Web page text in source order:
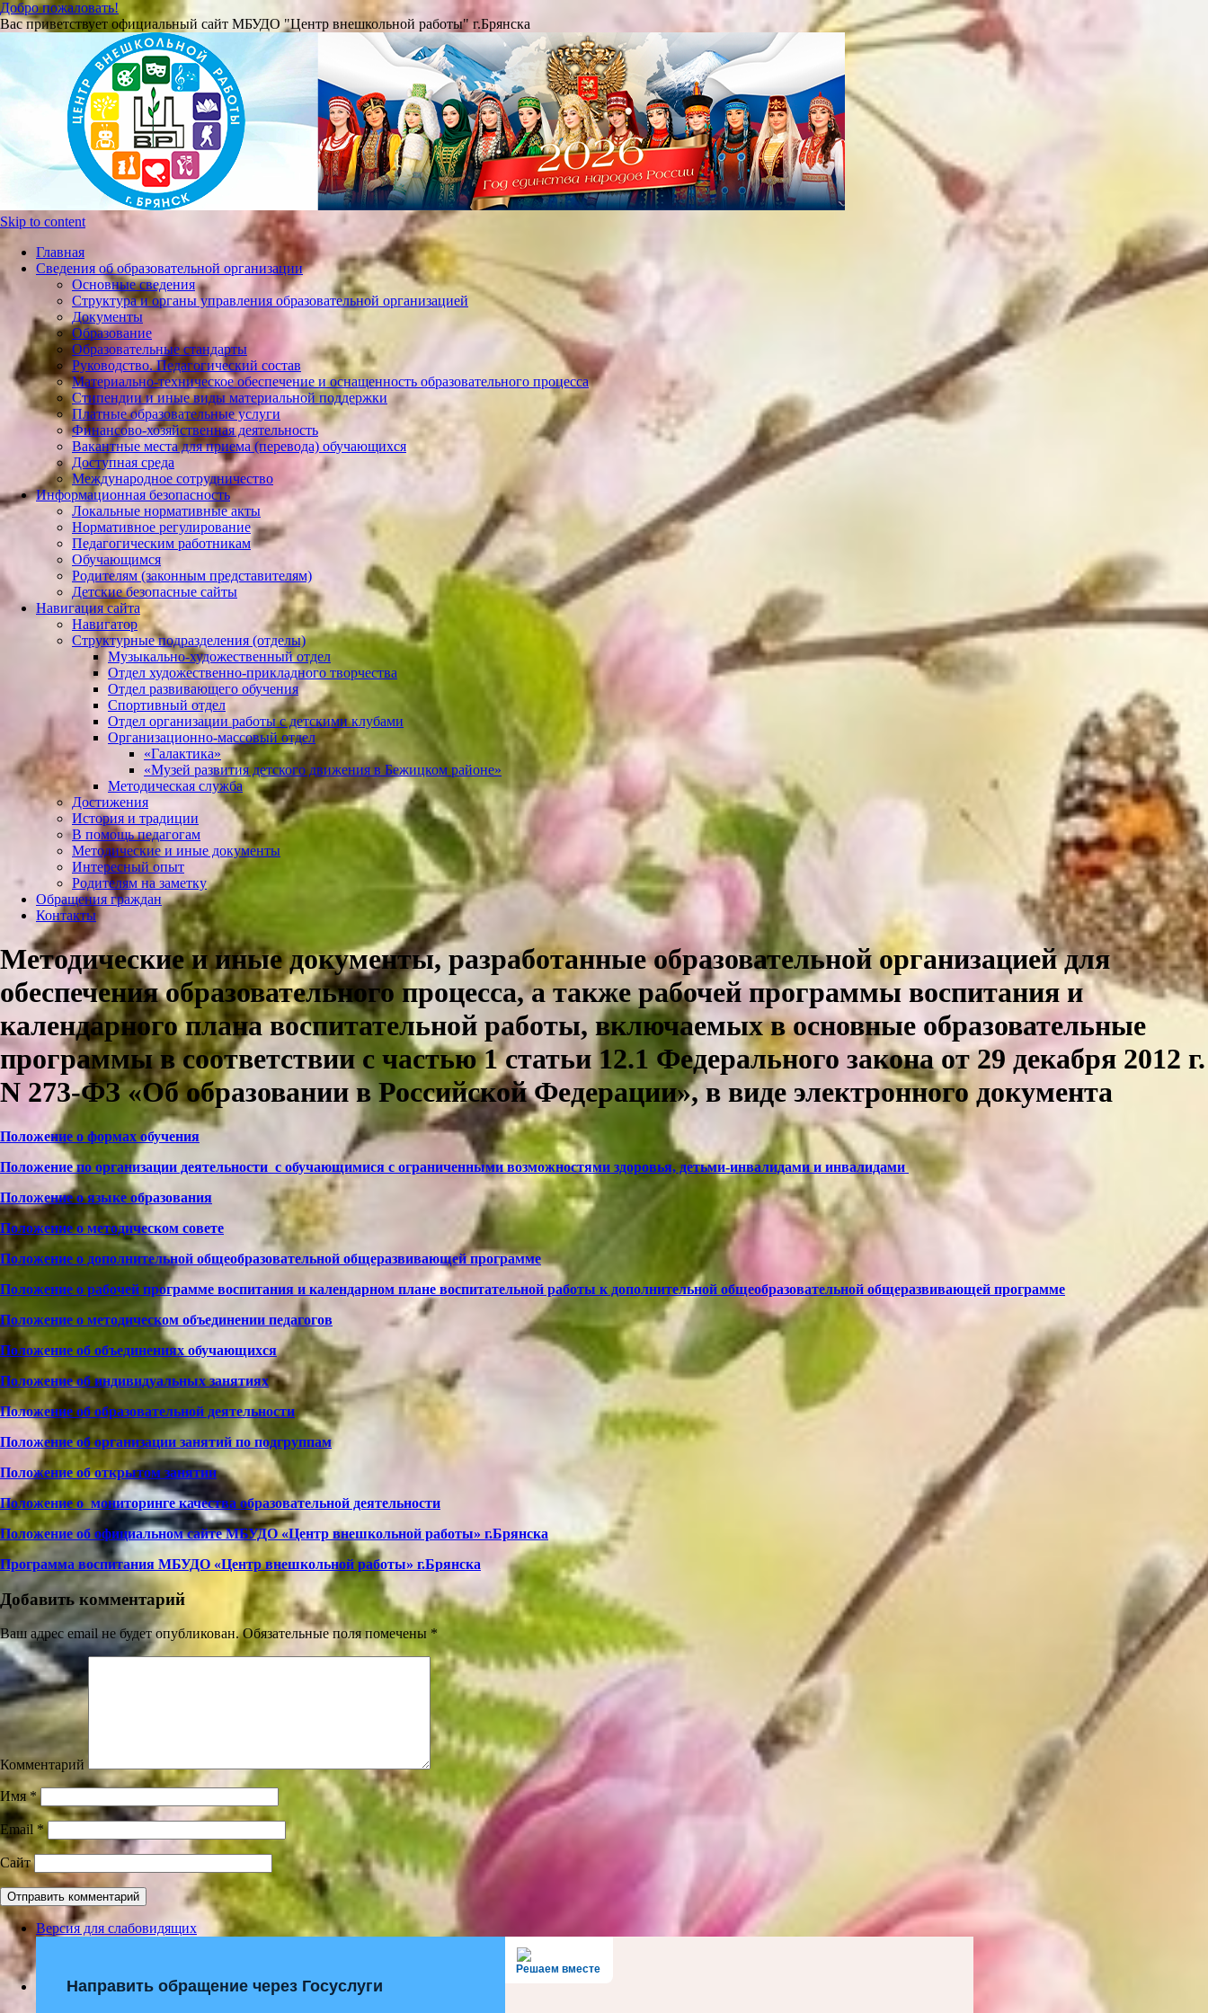
Добро пожаловать!
Вас приветствует официальный сайт МБУДО "Центр внешкольной работы" г.Брянска
Skip to content
Главная
Сведения об образовательной организации
Основные сведения
Структура и органы управления образовательной организацией
Документы
Образование
Образовательные стандарты
Руководство. Педагогический состав
Материально-техническое обеспечение и оснащенность образовательного процесса
Стипендии и иные виды материальной поддержки
Платные образовательные услуги
Финансово-хозяйственная деятельность
Вакантные места для приема (перевода) обучающихся
Доступная среда
Международное сотрудничество
Информационная безопасность
Локальные нормативные акты
Нормативное регулирование
Педагогическим работникам
Обучающимся
Родителям (законным представителям)
Детские безопасные сайты
Навигация сайта
Навигатор
Структурные подразделения (отделы)
Музыкально-художественный отдел
Отдел художественно-прикладного творчества
Отдел развивающего обучения
Спортивный отдел
Отдел организации работы с детскими клубами
Организационно-массовый отдел
«Галактика»
«Музей развития детского движения в Бежицком районе»
Методическая служба
Достижения
История и традиции
В помощь педагогам
Методические и иные документы
Интересный опыт
Родителям на заметку
Обращения граждан
Контакты
Методические и иные документы, разработанные образовательной организацией для
обеспечения образовательного процесса, а также рабочей программы воспитания и
календарного плана воспитательной работы, включаемых в основные образовательные
программы в соответствии с частью 1 статьи 12.1 Федерального закона от 29 декабря 2012 г.
N 273-ФЗ «Об образовании в Российской Федерации», в виде электронного документа
Положение о формах обучения
Положение по организации деятельности с обучающимися с ограниченными возможностями здоровья, детьми-инвалидами и инвалидами
Положение о языке образования
Положение о методическом совете
Положение о дополнительной общеобразовательной общеразвивающей программе
Положение о рабочей программе воспитания и календарном плане воспитательной работы к дополнительной общеобразовательной общеразвивающей программе
Положение о методическом объединении педагогов
Положение об объединениях обучающихся
Положение об индивидуальных занятиях
Положение об образовательной деятельности
Положение об организации занятий по подгруппам
Положение об открытом занятии
Положение о мониторинге качества образовательной деятельности
Положение об официальном сайте МБУДО «Центр внешкольной работы» г.Брянска
Программа воспитания МБУДО «Центр внешкольной работы» г.Брянска
Добавить комментарий
Ваш адрес email не будет опубликован.Обязательные поля помечены *
Комментарий
Имя*
Email *
Сайт
Версия для слабовидящих
Решаем вместе
Направить обращение через Госуслуги